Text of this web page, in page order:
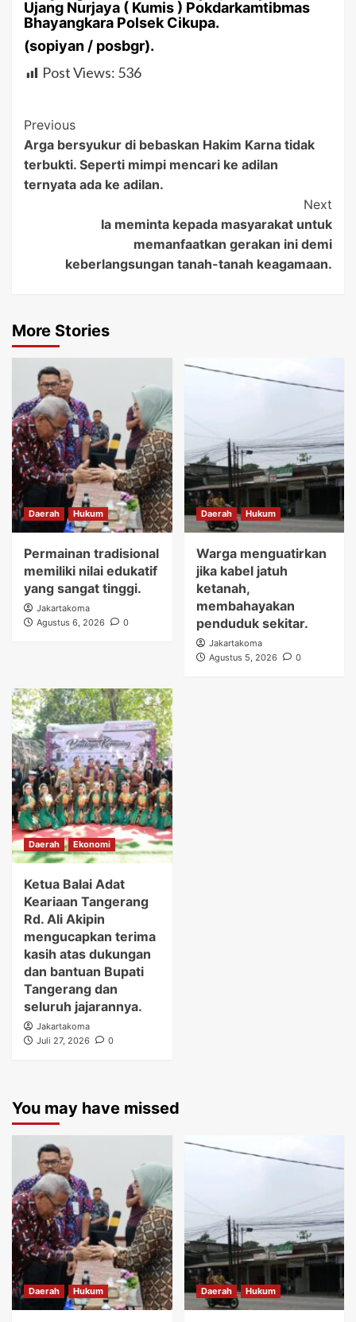
Ujang Nurjaya ( Kumis ) Pokdarkamtibmas
Bhayangkara Polsek Cikupa.
(sopiyan / posbgr).
Post Views: 536
Post
Navigation
Previous
Arga bersyukur di bebaskan Hakim Karna tidak
terbukti. Seperti mimpi mencari ke adilan
ternyata ada ke adilan.
Next
Ia meminta kepada masyarakat untuk
memanfaatkan gerakan ini demi
keberlangsungan tanah-tanah keagamaan.
More Stories
Daerah Hukum
Permainan tradisional
memiliki nilai edukatif
yang sangat tinggi.
Jakartakoma
Agustus 6, 2026
0
Daerah Hukum
Warga menguatirkan
jika kabel jatuh
ketanah,
membahayakan
penduduk sekitar.
Jakartakoma
Agustus 5, 2026
0
Daerah Ekonomi
Ketua Balai Adat
Keariaan Tangerang
Rd. Ali Akipin
mengucapkan terima
kasih atas dukungan
dan bantuan Bupati
Tangerang dan
seluruh jajarannya.
Jakartakoma
Juli 27, 2026
0
You may have missed
Daerah Hukum Daerah Hukum